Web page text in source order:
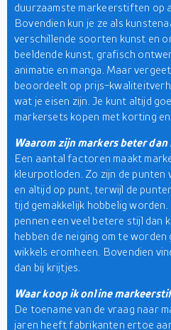
duurzaamste markeerstiften op
Bovendien kun je ze als
verschillende soorten kunst en
beeldende kunst, grafisch
animatie en manga. Maar
beoordeelt op prijs-
wat je eisen zijn. Je kunt altijd
markersets kopen met korting
Waarom zijn markers beter
Een aantal factoren maakt
kleurpotloden. Zo zijn de punten
en altijd op punt, terwijl de
tijd gemakkelijk hobbelig
pennen een veel betere stijl dan
hebben de neiging om te
wikkels eromheen. Bovendien
dan bij krijtjes.
Waar koop ik online
De toename van de vraag naar
jaren heeft fabrikanten ertoe